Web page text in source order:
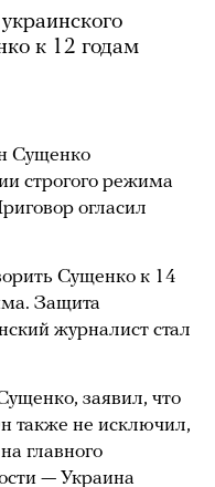
к 12 годам
Сущенко
строгого режима
огласил
Сущенко к 14
Защита
журналист стал
заявил, что
также не исключил,
главного
— Украина